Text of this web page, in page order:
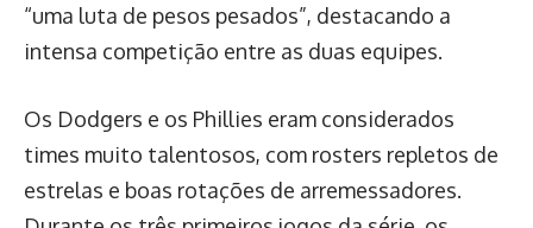
“uma luta de pesos pesados”, destacando a
intensa competição entre as duas equipes.
Os Dodgers e os Phillies eram considerados
times muito talentosos, com rosters repletos de
estrelas e boas rotações de arremessadores.